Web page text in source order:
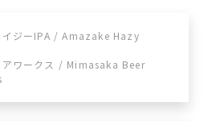
イジーIPA / Amazake Hazy
アワークス / Mimasaka Beer